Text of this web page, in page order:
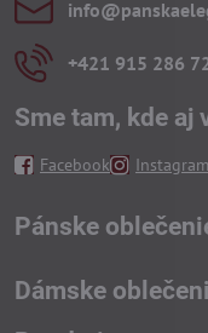
+421 915 286
Sme tam, kde aj
Facebook Instagram
Pánske
Dámske